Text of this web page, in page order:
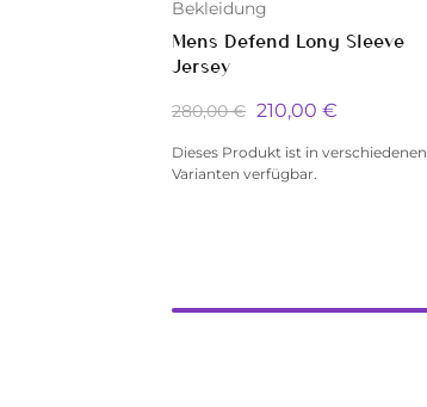
Bekleidung
Mens Defend Long Sleeve
Jersey
280,00€ 210,00 €
Dieses Produkt ist in verschiedenen
Varianten verfügbar.